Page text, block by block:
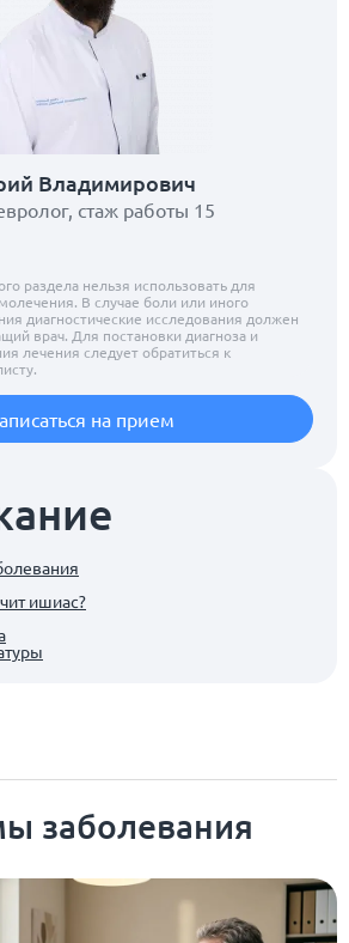
ишиас?
Владимирович
стаж работы 15
раздела нельзя использовать для
В случае боли или иного
диагностические исследования должен
врач. Для постановки диагноза и
лечения следует обратиться к
на прием
заболевания